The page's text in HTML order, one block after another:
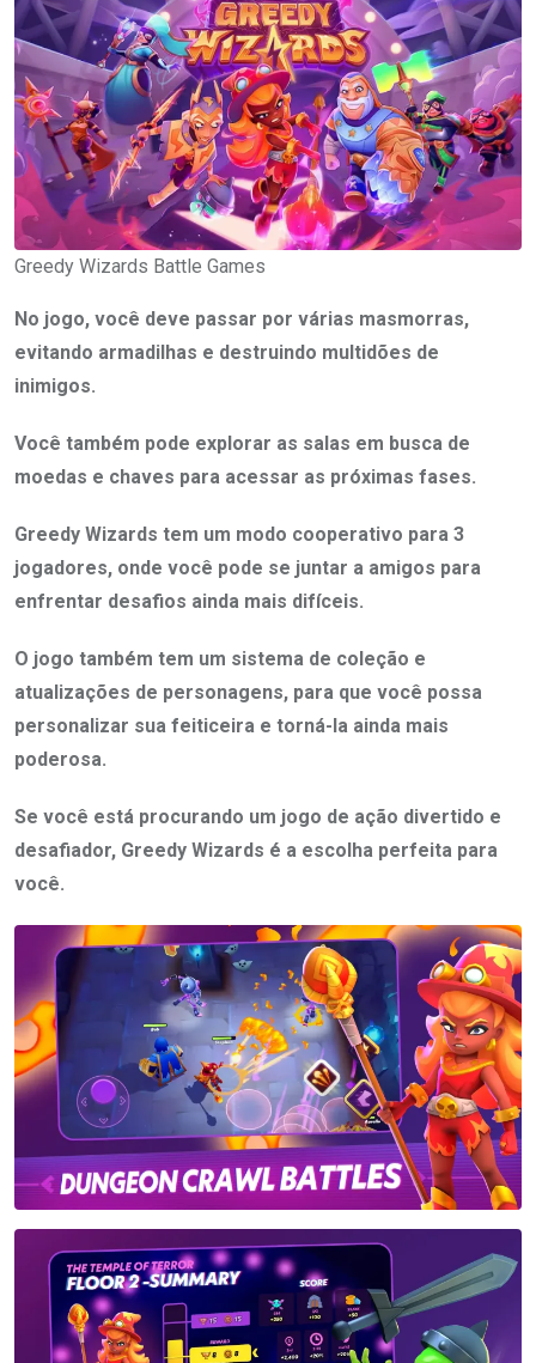
Greedy Wizards Battle Games
No jogo, você deve passar por várias masmorras,
evitando armadilhas e destruindo multidões de
inimigos.
Você também pode explorar as salas em busca de
moedas e chaves para acessar as próximas fases.
Greedy Wizards tem um modo cooperativo para 3
jogadores, onde você pode se juntar a amigos para
enfrentar desafios ainda mais difíceis.
O jogo também tem um sistema de coleção e
atualizações de personagens, para que você possa
personalizar sua feiticeira e torná-la ainda mais
poderosa.
Se você está procurando um jogo de ação divertido e
desafiador, Greedy Wizards é a escolha perfeita para
você.